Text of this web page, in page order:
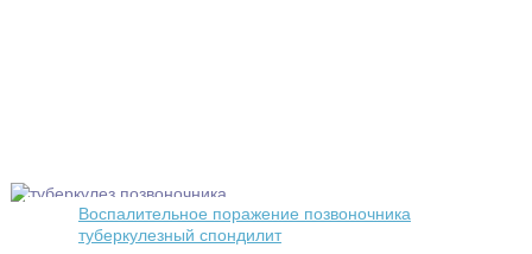
Воспалительное поражение позвоночника
туберкулезный спондилит